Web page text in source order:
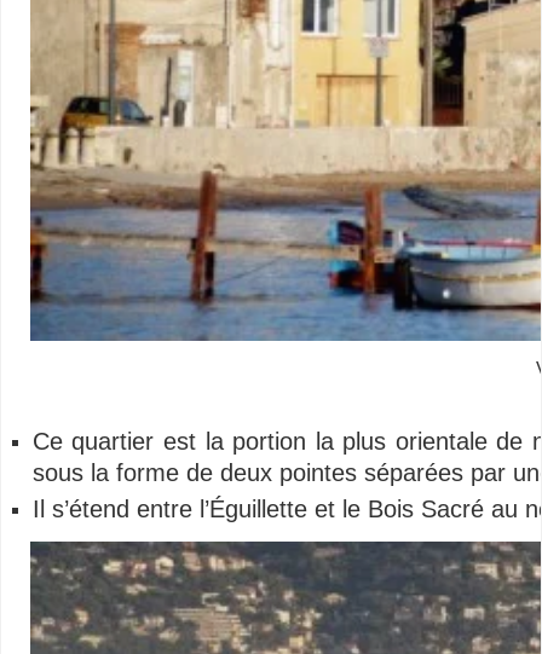
Ce quartier est la portion la plus orientale de
sous la forme de deux pointes séparées par
Il s’étend entre l’Éguillette et le Bois Sacré